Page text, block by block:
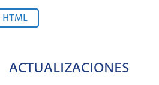
HTML
ACTUALIZACIONES